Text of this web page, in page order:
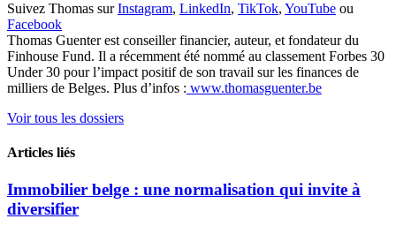
Suivez Thomas surInstagram, LinkedIn, TikTok, YouTube ou
Facebook
Thomas Guenter est conseiller financier, auteur, et fondateur du
Finhouse Fund. Il a récemment été nommé au classement Forbes 30
Under 30 pour l’impact positif de son travail sur les finances de
milliers de Belges. Plus d’infos : www.thomasguenter.be
Voir tous les dossiers
Articles liés
Immobilier belge : une normalisation qui invite à
diversifier